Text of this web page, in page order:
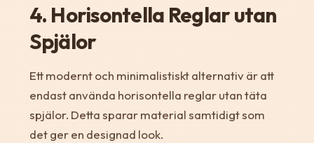
4. Horisontella Reglar utan
Spjälor
Ett modernt och minimalistiskt alternativ är att
endast använda horisontella reglar utan täta
spjälor. Detta sparar material samtidigt som
det ger en designad look.